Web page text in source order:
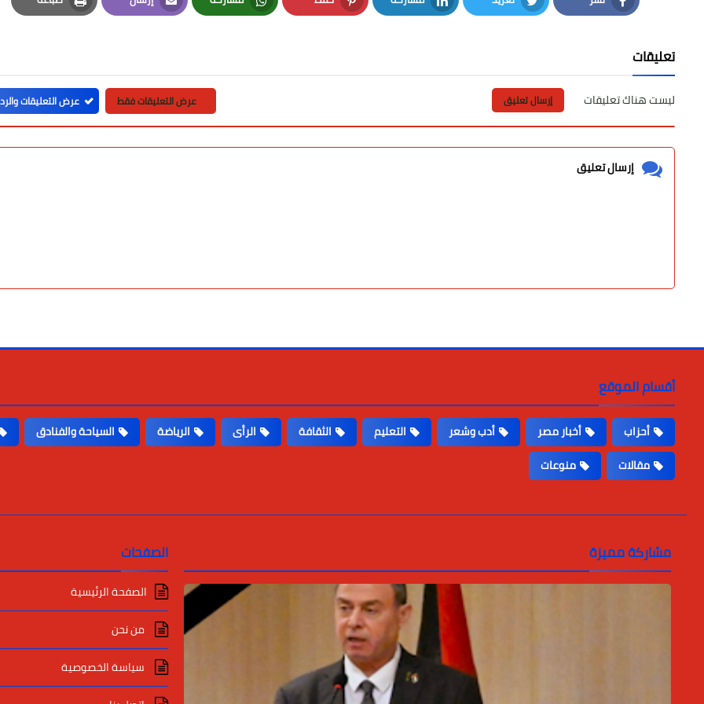
Facebook
Twitter
LinkedIn
Pinterest
Whatsapp
Email
Print
تعليقات
ليست هناك تعليقات إرسال تعليق عرض التعليقات فقط عرض التعليقات
إرسال تعليق
أقسام الموقع
أحزاب أخبار مصر أدب وشعر التعليم الثقافة الرأى الرياضة
السياحة والفنادق
مقالات
منوعات
مشاركة مميزة الصفحات
الصفحة الرئيسية
من نحن
سياسة الخصوصية